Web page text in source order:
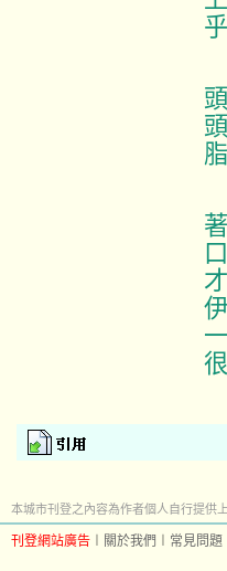
本城市刊登之內容為作者個人自行提供
刊登網站廣告 關於我們 常見問題